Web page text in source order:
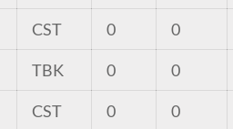
CST 0 0
TBK 0 0
CST 0 0